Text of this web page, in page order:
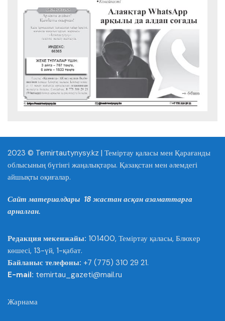
2023 © Temirtautynysy.kz | Теміртау қаласы мен Қарағанды
облысының бүгінгі жаңалықтары. Қазақстан мен әлемдегі
айшықты оқиғалар.
Сайт материалдары 18 жастан асқан азаматтарға
арналған.
Редакция мекенжайы: 101400, Теміртау қаласы, Блюхер
көшесі, 13-үй, 1-қабат.
Байланыс телефоны: +7 (775) 310 29 21.
E-mail: temirtau_gazeti@mail.ru
Жарнама